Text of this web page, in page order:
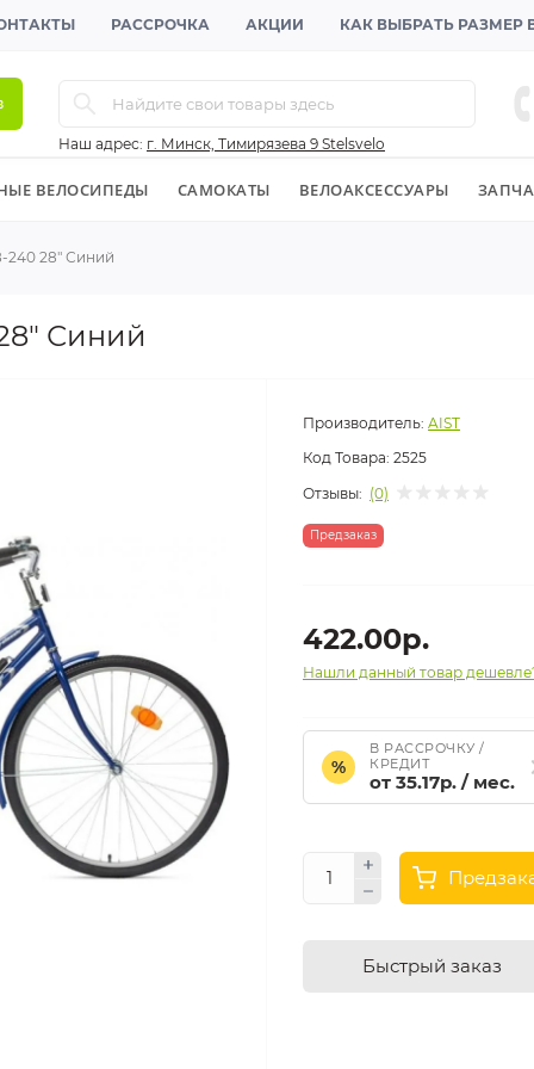
РАССРОЧКА АКЦИИ КАК ВЫБРАТЬ РАЗМЕР
Наш адрес: г. Минск, Тимирязева 9 Stelsvelo
ВЕЛОСИПЕДЫ CАМОКАТЫ ВЕЛОАКСЕССУАРЫ
240 28" Синий
Синий
Производитель: AIST
Код Товара: 2525
Отзывы: (0)
Предзаказ
422.00р.
Нашли данный товар
%
В РАССРОЧКУ /
КРЕДИТ
от 35.17р. / мес.
Быстрый заказ